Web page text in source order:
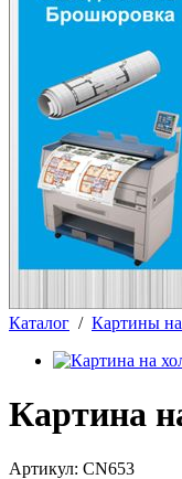
Каталог / Картины на
Картина
Артикул: CN653